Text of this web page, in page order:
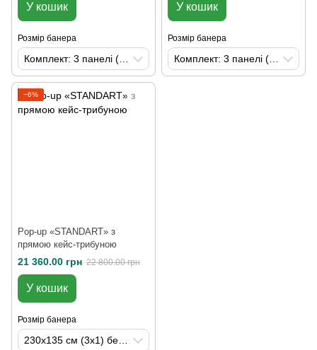
У кошик
Розмір банера
Комплект: 3 панелі (стенд 3х1)
У кошик
Розмір банера
Комплект: 3 панелі (стенд 3х1)
−6%
Pop-up «STANDART» з
прямою кейс-трибуною
21 360.00 грн 22 800.00 грн
У кошик
Розмір банера
230х135 см (3х1) без друку